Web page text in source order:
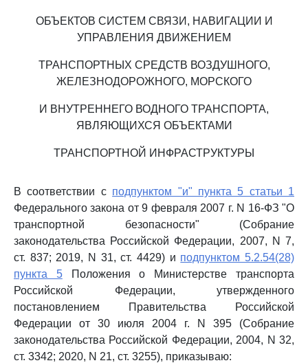
ОБЪЕКТОВ СИСТЕМ СВЯЗИ, НАВИГАЦИИ И
УПРАВЛЕНИЯ ДВИЖЕНИЕМ
ТРАНСПОРТНЫХ СРЕДСТВ ВОЗДУШНОГО,
ЖЕЛЕЗНОДОРОЖНОГО, МОРСКОГО
И ВНУТРЕННЕГО ВОДНОГО ТРАНСПОРТА,
ЯВЛЯЮЩИХСЯ ОБЪЕКТАМИ
ТРАНСПОРТНОЙ ИНФРАСТРУКТУРЫ
В соответствии с подпунктом "и" пункта 5 статьи 1
Федерального закона от 9 февраля 2007 г. N 16-ФЗ "О
транспортной безопасности" (Собрание
законодательства Российской Федерации, 2007, N 7,
ст. 837; 2019, N 31, ст. 4429) и подпунктом 5.2.54(28)
пункта 5Положения о Министерстве транспорта
Российской Федерации, утвержденного
постановлением Правительства Российской
Федерации от 30 июля 2004 г. N 395 (Собрание
законодательства Российской Федерации, 2004, N 32,
ст. 3342; 2020, N 21, ст. 3255), приказываю: